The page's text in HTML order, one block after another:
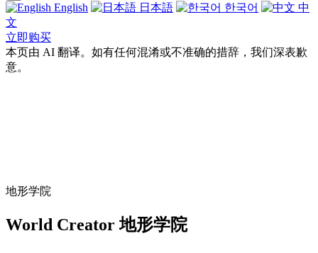
English 日本語 한국어
中
文
立即购买
本页由 AI 翻译。如有任何混淆或不准确的措辞，我们深表歉
意。
地形学院
World Creator 地形学院